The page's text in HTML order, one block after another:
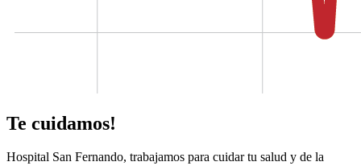
Te cuidamos!
Hospital San Fernando, trabajamos para cuidar tu salud y de la